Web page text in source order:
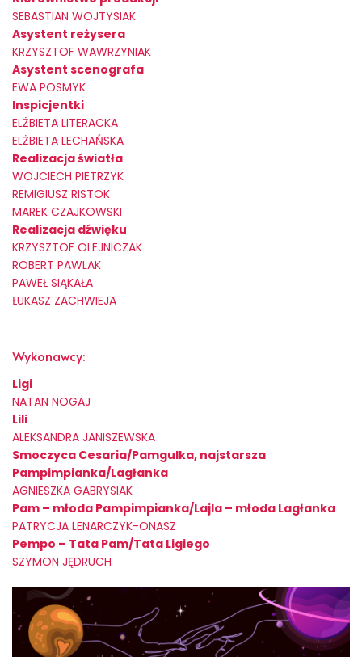
SEBASTIAN WOJTYSIAK
Asystent reżysera
KRZYSZTOF WAWRZYNIAK
Asystent scenografa
EWA POSMYK
Inspicjentki
ELŻBIETA LITERACKA
ELŻBIETA LECHAŃSKA
Realizacja światła
WOJCIECH PIETRZYK
REMIGIUSZ RISTOK
MAREK CZAJKOWSKI
Realizacja dźwięku
KRZYSZTOF OLEJNICZAK
ROBERT PAWLAK
PAWEŁ SIĄKAŁA
ŁUKASZ ZACHWIEJA
Wykonawcy:
Ligi
NATAN NOGAJ
Lili
ALEKSANDRA JANISZEWSKA
Smoczyca Cesaria/Pamgulka, najstarsza
Pampimpianka/Lagłanka
AGNIESZKA GABRYSIAK
Pam – młoda Pampimpianka/Lajla – młoda Lagłanka
PATRYCJA LENARCZYK-ONASZ
Pempo – Tata Pam/Tata Ligiego
SZYMON JĘDRUCH